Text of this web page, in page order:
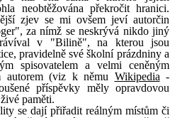
neobtěžována překročit hranici.
zjev se mi ovšem jeví autorčin
za nímž se neskrývá nikdo jiný
v "Bilině", na kterou jsou
pravidelně své školní prázdniny a
spisovatelem a velmi ceněným
autorem (viz k němu Wikipedia -
příspěvky měly opravdovou
paměti.
se dají přiřadit reálným místům či